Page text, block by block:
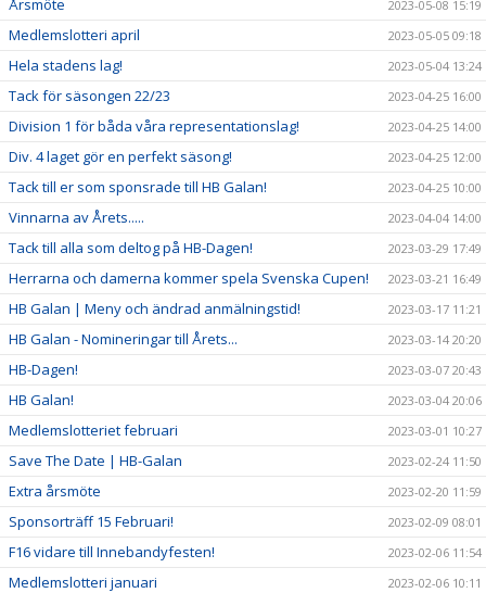
Årsmöte 2023-05-08 15:19
Medlemslotteri april 2023-05-05 09:18
Hela stadens lag! 2023-05-04 13:24
Tack för säsongen 22/23 2023-04-25 16:00
Division 1 för båda våra representationslag! 2023-04-25 14:00
Div. 4 laget gör en perfekt säsong! 2023-04-25 12:00
Tack till er som sponsrade till HB Galan! 2023-04-25 10:00
Vinnarna av Årets..... 2023-04-04 14:00
Tack till alla som deltog på HB-Dagen! 2023-03-29 17:49
Herrarna och damerna kommer spela Svenska Cupen! 2023-03-21 16:49
HB Galan | Meny och ändrad anmälningstid! 2023-03-17 11:21
HB Galan - Nomineringar till Årets... 2023-03-14 20:20
HB-Dagen! 2023-03-07 20:43
HB Galan! 2023-03-04 20:06
Medlemslotteriet februari 2023-03-01 10:27
Save The Date | HB-Galan 2023-02-24 11:50
Extra årsmöte 2023-02-20 11:59
Sponsorträff 15 Februari! 2023-02-09 08:01
F16 vidare till Innebandyfesten! 2023-02-06 11:54
Medlemslotteri januari 2023-02-06 10:11